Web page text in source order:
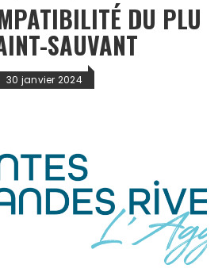
DU PLU
SAUVANT
30 janvier 2024